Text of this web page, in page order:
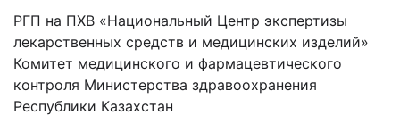
РГП на ПХВ «Национальный Центр экспертизы
лекарственных средств и медицинских изделий»
Комитет медицинского и фармацевтического
контроля Министерства здравоохранения
Республики Казахстан